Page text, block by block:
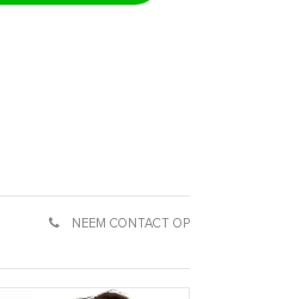
NEEM CONTACT OP